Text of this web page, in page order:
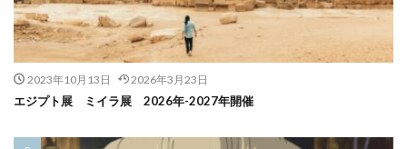
2023年10月13日 2026年3月23日
エジプト展 ミイラ展 2026年-2027年開催